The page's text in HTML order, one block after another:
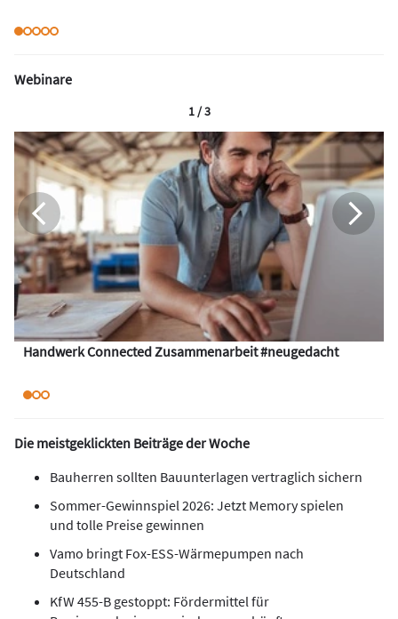
Webinare
Handwerk Connected Zusammenarbeit #neugedacht
1 / 3
Die meistgeklickten Beiträge der Woche
Bauherren sollten Bauunterlagen vertraglich sichern
Sommer-Gewinnspiel 2026: Jetzt Memory spielen
und tolle Preise gewinnen
Vamo bringt Fox-ESS-Wärmepumpen nach
Deutschland
KfW 455-B gestoppt: Fördermittel für